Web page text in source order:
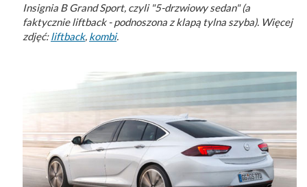
Insignia B Grand Sport, czyli "5-drzwiowy sedan" (a
faktycznie liftback - podnoszona z klapą tylna szyba). Więcej
zdjęć:liftback, kombi.